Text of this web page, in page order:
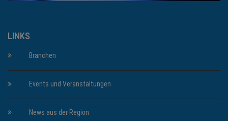
LINKS
Branchen
Events und Veranstaltungen
News aus der Region